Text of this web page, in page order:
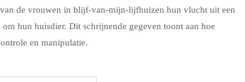
de vrouwen in blijf-van-mijn-lijfhuizen hun vlucht uit een
hun huisdier. Dit schrijnende gegeven toont aan hoe
en manipulatie.